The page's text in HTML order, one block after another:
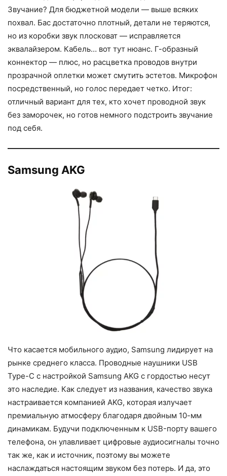
Звучание? Для бюджетной модели — выше всяких
похвал. Бас достаточно плотный, детали не теряются,
но из коробки звук плосковат — исправляется
эквалайзером. Кабель… вот тут нюанс. Г-образный
коннектор — плюс, но расцветка проводов внутри
прозрачной оплетки может смутить эстетов. Микрофон
посредственный, но голос передает четко. Итог:
отличный вариант для тех, кто хочет проводной звук
без заморочек, но готов немного подстроить звучание
под себя.
Samsung AKG
Что касается мобильного аудио, Samsung лидирует на
рынке среднего класса. Проводные наушники USB
Type-C с настройкой Samsung AKG с гордостью несут
это наследие. Как следует из названия, качество звука
настраивается компанией AKG, которая излучает
премиальную атмосферу благодаря двойным 10-мм
динамикам. Будучи подключенным к USB-порту вашего
телефона, он улавливает цифровые аудиосигналы точно
так же, как и источник, поэтому вы можете
наслаждаться настоящим звуком без потерь. И да, это